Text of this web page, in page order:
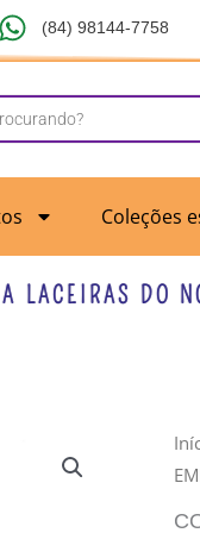
(84) 98144-7758
Coleções
DO